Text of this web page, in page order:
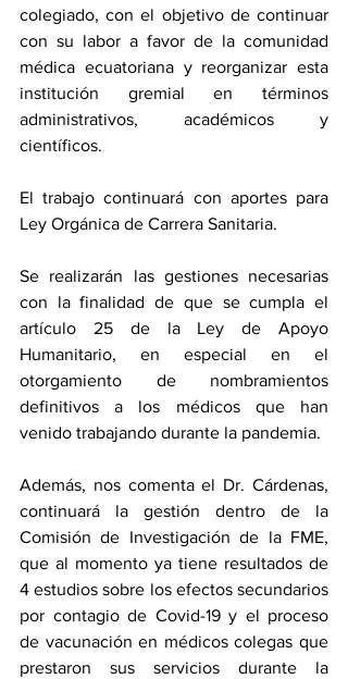
colegiado, con el objetivo de continuar
con su labor a favor de la comunidad
médica ecuatoriana y reorganizar esta
institución gremial en términos
administrativos, académicos y
científicos.
El trabajo continuará con aportes para
Ley Orgánica de Carrera Sanitaria.
Se realizarán las gestiones necesarias
con la finalidad de que se cumpla el
artículo 25 de la Ley de Apoyo
Humanitario, en especial en el
otorgamiento de nombramientos
definitivos a los médicos que han
venido trabajando durante la pandemia.
Además, nos comenta el Dr. Cárdenas,
continuará la gestión dentro de la
Comisión de Investigación de la FME,
que al momento ya tiene resultados de
4 estudios sobre los efectos secundarios
por contagio de Covid-19 y el proceso
de vacunación en médicos colegas que
prestaron sus servicios durante la